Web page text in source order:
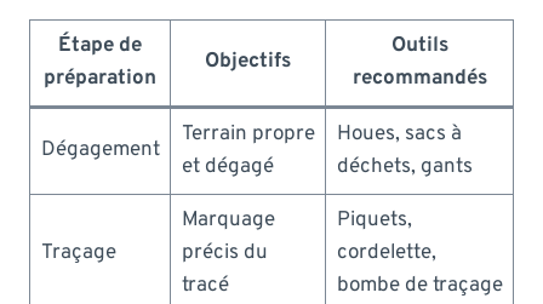
Étape de
préparation
Objectifs
Outils
recommandés
Dégagement
Terrain propre
et dégagé
Houes, sacs à
déchets, gants
Traçage
Marquage
précis du
tracé
Piquets,
cordelette,
bombe de traçage